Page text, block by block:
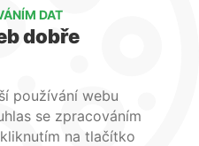
DAT
dobře
používání webu
se zpracováním
na tlačítko